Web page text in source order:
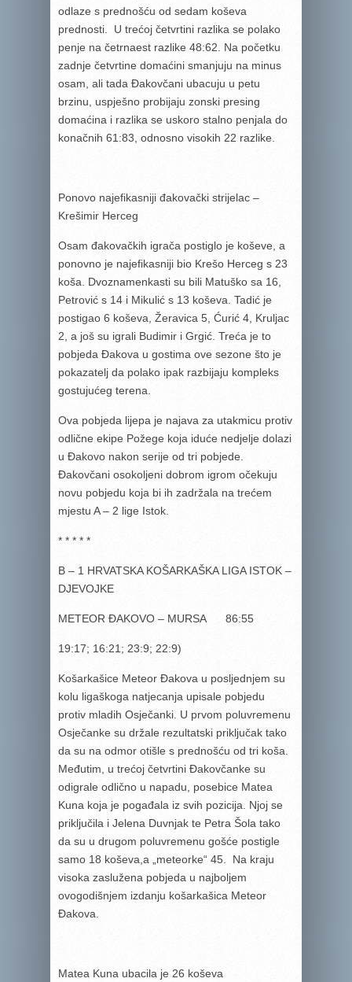
odlaze s prednošću od sedam koševa
prednosti. U trećoj četvrtini razlika se polako
penje na četrnaest razlike 48:62. Na početku
zadnje četvrtine domaćini smanjuju na minus
osam, ali tada Đakovčani ubacuju u petu
brzinu, uspješno probijaju zonski presing
domaćina i razlika se uskoro stalno penjala do
konačnih 61:83, odnosno visokih 22 razlike.
Ponovo najefikasniji đakovački strijelac –
Krešimir Herceg
Osam đakovačkih igrača postiglo je koševe, a
ponovno je najefikasniji bio Krešo Herceg s 23
koša. Dvoznamenkasti su bili Matuško sa 16,
Petrović s 14 i Mikulić s 13 koševa. Tadić je
postigao 6 koševa, Žeravica 5, Ćurić 4, Kruljac
2, a još su igrali Budimir i Grgić. Treća je to
pobjeda Đakova u gostima ove sezone što je
pokazatelj da polako ipak razbijaju kompleks
gostujućeg terena.
Ova pobjeda lijepa je najava za utakmicu protiv
odlične ekipe Požege koja iduće nedjelje dolazi
u Đakovo nakon serije od tri pobjede.
Đakovčani osokoljeni dobrom igrom očekuju
novu pobjedu koja bi ih zadržala na trećem
mjestu A – 2 lige Istok.
* * * * *
B – 1 HRVATSKA KOŠARKAŠKA LIGA ISTOK –
DJEVOJKE
METEOR ĐAKOVO – MURSA 86:55
19:17; 16:21; 23:9; 22:9)
Košarkašice Meteor Đakova u posljednjem su
kolu ligaškoga natjecanja upisale pobjedu
protiv mladih Osječanki. U prvom poluvremenu
Osječanke su držale rezultatski priključak tako
da su na odmor otišle s prednošću od tri koša.
Međutim, u trećoj četvrtini Đakovčanke su
odigrale odlično u napadu, posebice Matea
Kuna koja je pogađala iz svih pozicija. Njoj se
priključila i Jelena Duvnjak te Petra Šola tako
da su u drugom poluvremenu gošće postigle
samo 18 koševa,a „meteorke“ 45. Na kraju
visoka zaslužena pobjeda u najboljem
ovogodišnjem izdanju košarkašica Meteor
Đakova.
Matea Kuna ubacila je 26 koševa